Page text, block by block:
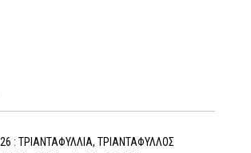
: ΤΡΙΑΝΤΑΦΥΛΛΙΑ, ΤΡΙΑΝΤΑΦΥΛΛΟΣ